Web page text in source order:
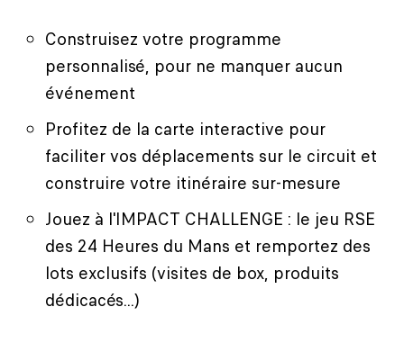
Construisez votre programme
personnalisé, pour ne manquer aucun
événement
Profitez de la carte interactive pour
faciliter vos déplacements sur le circuit et
construire votre itinéraire sur-mesure
Jouez à l'IMPACT CHALLENGE : le jeu RSE
des 24 Heures du Mans et remportez des
lots exclusifs (visites de box, produits
dédicacés...)